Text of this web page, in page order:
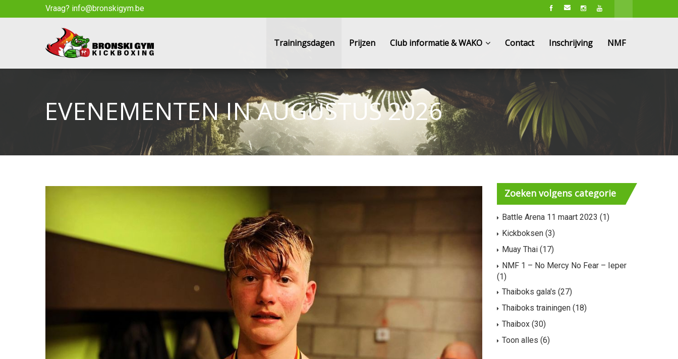
Vraag? info@bronskigym.be
Trainingsdagen Prijzen Club informatie & WAKO Contact Inschrijving NMF
EVENEMENTEN IN AUGUSTUS 2026
Zoeken volgens categorie
Battle Arena 11 maart 2023 (1)
Kickboksen (3)
Muay Thai (17)
NMF 1 – No Mercy No Fear – Ieper
(1)
Thaiboks gala's (27)
Thaiboks trainingen (18)
Thaibox (30)
Toon alles (6)